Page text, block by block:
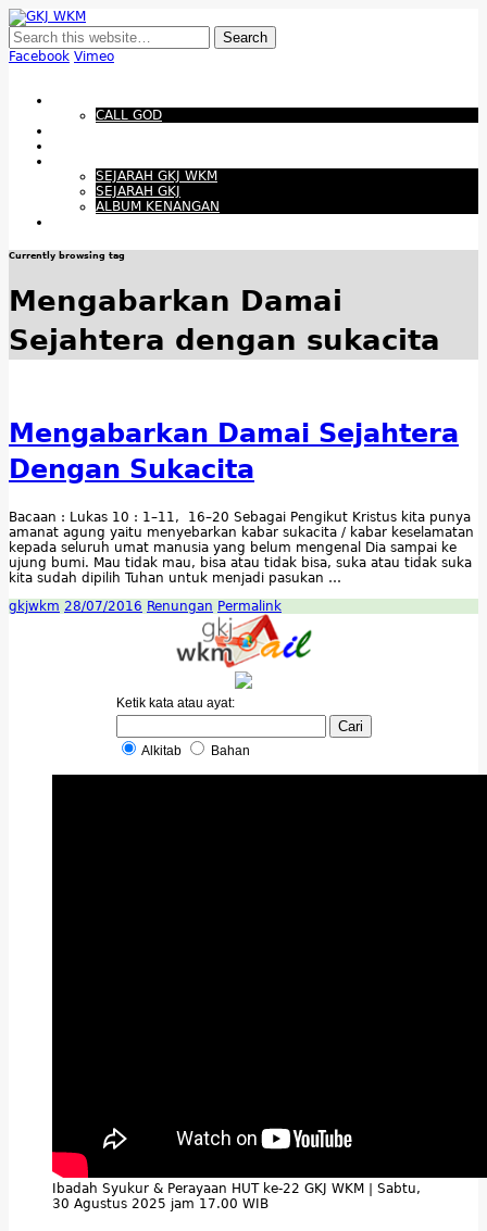
Membangun Gereja Kokoh melalui Pelayanan Holistik, Teknologi, dan
Budaya Apresiatif
Facebook Vimeo
CALL GOD
SEJARAH GKJ WKM
SEJARAH GKJ
ALBUM KENANGAN
Currently browsing tag
Mengabarkan Damai
Sejahtera dengan sukacita
Mengabarkan Damai Sejahtera
Dengan Sukacita
Bacaan : Lukas 10 : 1–11, 16–20 Sebagai Pengikut Kristus kita punya
amanat agung yaitu menyebarkan kabar sukacita / kabar keselamatan
kepada seluruh umat manusia yang belum mengenal Dia sampai ke
ujung bumi. Mau tidak mau, bisa atau tidak bisa, suka atau tidak suka
kita sudah dipilih Tuhan untuk menjadi pasukan …
gkjwkm 28/07/2016 Renungan Permalink
Ketik kata atau ayat:
Alkitab Bahan
Ibadah Syukur & Perayaan HUT ke-22 GKJ WKM | Sabtu,
30 Agustus 2025 jam 17.00 WIB